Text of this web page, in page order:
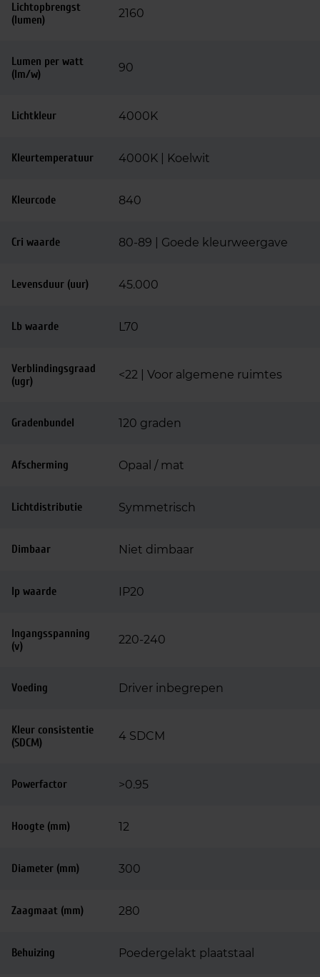
Lichtopbrengst
(lumen)
2160
Lumen per watt
(lm/w)
90
Lichtkleur 4000K
Kleurtemperatuur 4000K | Koelwit
Kleurcode 840
Cri waarde 80-89 | Goede kleurweergave
Levensduur (uur) 45.000
Lb waarde L70
Verblindingsgraad
(ugr)
<22 | Voor algemene ruimtes
Gradenbundel 120 graden
Afscherming Opaal / mat
Lichtdistributie Symmetrisch
Dimbaar Niet dimbaar
Ip waarde IP20
Ingangsspanning
(v)
220-240
Voeding Driver inbegrepen
Kleur consistentie
(SDCM)
4 SDCM
Powerfactor >0.95
Hoogte (mm) 12
Diameter (mm) 300
Zaagmaat (mm) 280
Behuizing Poedergelakt plaatstaal